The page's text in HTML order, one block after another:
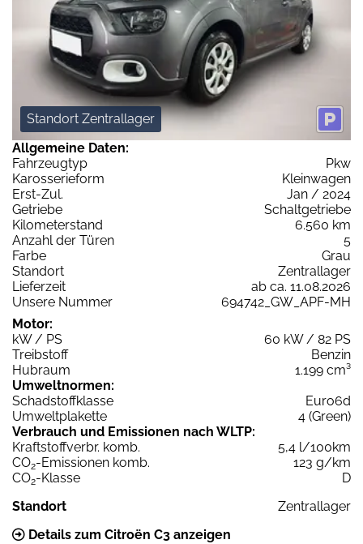
Standort Zentrallager
Allgemeine Daten:
Fahrzeugtyp
Pkw
Karosserieform
Kleinwagen
Erst-Zul.
Jan / 2024
Getriebe
Schaltgetriebe
Kilometerstand
6.560 km
Anzahl der Türen
5
Farbe
Grau
Standort
Zentrallager
Lieferzeit
ab ca. 11.08.2026
Unsere Nummer
694742_GW_APF-MH
Motor:
kW / PS
60 kW / 82 PS
Treibstoff
Benzin
Hubraum
1.199 cm³
Umweltnormen:
Schadstoffklasse
Euro6d
Umweltplakette
4 (Green)
Verbrauch und Emissionen nach WLTP:
Kraftstoffverbr. komb.
5,4 l/100km
CO2-Emissionen komb.
123 g/km
CO2-Klasse
D
Standort
Zentrallager
Details zum Citroën C3 anzeigen